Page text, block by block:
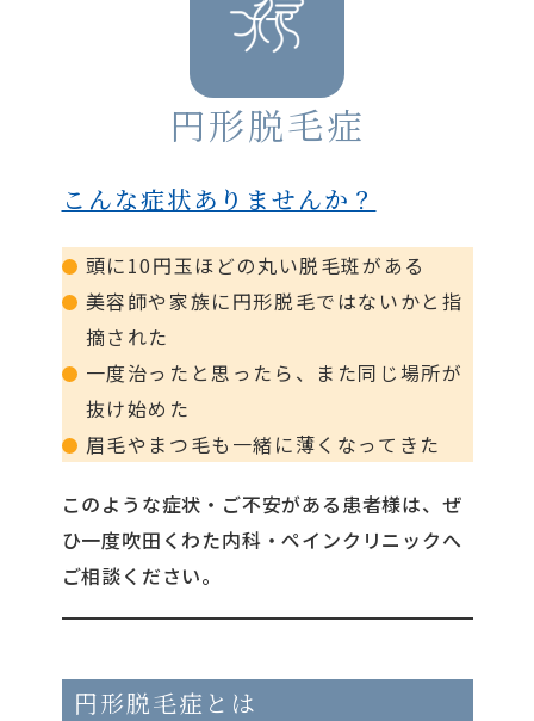
円形脱毛症
こんな症状ありませんか？
頭に10円玉ほどの丸い脱毛斑がある
美容師や家族に円形脱毛ではないかと指
摘された
一度治ったと思ったら、また同じ場所が
抜け始めた
眉毛やまつ毛も一緒に薄くなってきた
このような症状・ご不安がある患者様は、ぜ
ひ一度吹田くわた内科・ペインクリニックへ
ご相談ください。
円形脱毛症とは